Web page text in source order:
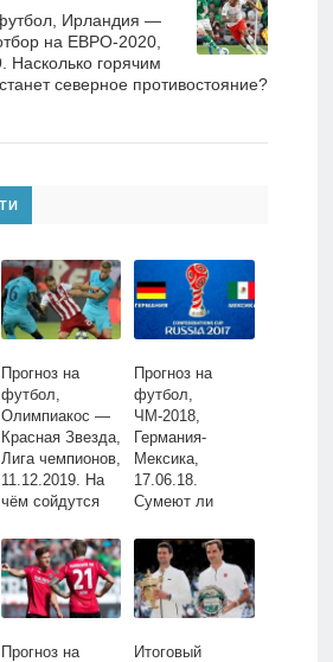
Ирландия —
на ЕВРО-2020,
Насколько горячим
станет северное противостояние?
Прогноз на
футбол,
Олимпиакос —
Красная Звезда,
Лига чемпионов,
11.12.2019. На
чём сойдутся
Прогноз на
футбол,
ЧМ-2018,
Германия-
Мексика,
17.06.18.
Сумеют ли
оказать
достойное
сопротивление
чемпионам?
Прогноз на
Итоговый